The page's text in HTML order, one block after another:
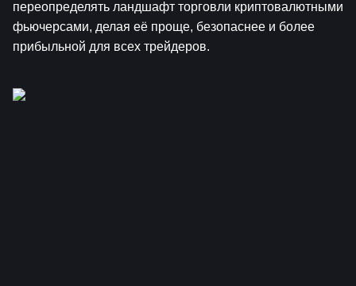
переопределять ландшафт торговли криптовалютными
фьючерсами, делая её проще, безопаснее и более
прибыльной для всех трейдеров.